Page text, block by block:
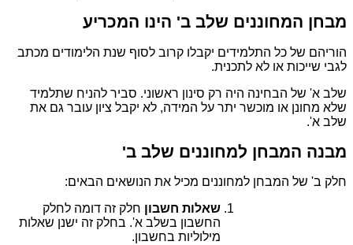
מבחן המחוננים שלב ב' הינו המכריע
הוריהם של כל התלמידים יקבלו קרוב לסוף שנת הלימודים מכתב
לגבי שייכות או לא לתכנית.
שלב א' של הבחינה היה רק סינון ראשוני. סביר להניח שתלמיד
שלא מחונן או מוכשר יתר על המידה, לא יקבל ציון עובר גם את
שלב א'.
מבנה המבחן למחוננים שלב ב'
חלק ב' של המבחן למחוננים מכיל את הנושאים הבאים:
שאלות חשבון חלק זה דומה לחלק
החשבון בשלב א'. בחלק זה ישנן שאלות
מילוליות בחשבון.